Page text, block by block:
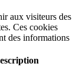
aux visiteurs des
Ces cookies
des informations